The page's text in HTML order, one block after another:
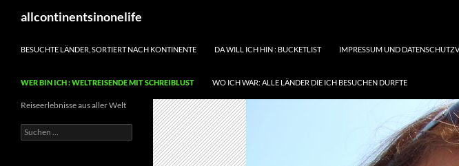
Inhaltallcontinentsinonelife
BESUCHTE LÄNDER, SORTIERT NACH KONTINENTE DA WILL ICH HIN : BUCKETLIST IMPRESSUM UND
WER BIN ICH : WELTREISENDE MIT SCHREIBLUST WO ICH WAR: ALLE LÄNDER DIE ICH BESUCHEN DURFTE
Reiseerlebnisse aus aller Welt
Suchen
nach: